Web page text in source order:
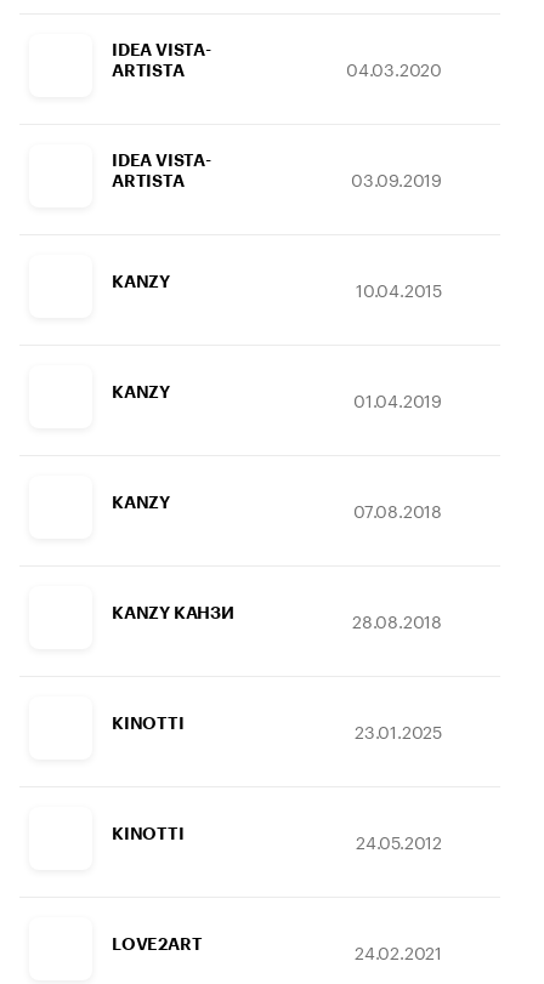
IDEA VISTA-
ARTISTA
04.03.2020
IDEA VISTA-
ARTISTA
03.09.2019
KANZY 10.04.2015
KANZY 01.04.2019
KANZY 07.08.2018
KANZY КАНЗИ 28.08.2018
KINOTTI 23.01.2025
KINOTTI 24.05.2012
LOVE2ART 24.02.2021